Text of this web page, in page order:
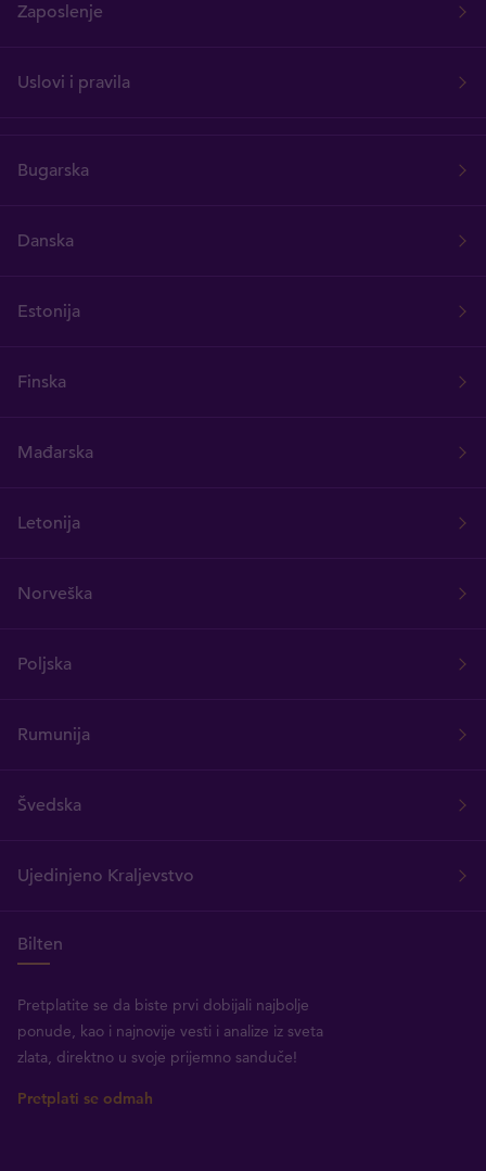
Zaposlenje
Uslovi i pravila
Bugarska
Danska
Estonija
Finska
Mađarska
Letonija
Norveška
Poljska
Rumunija
Švedska
Ujedinjeno Kraljevstvo
Bilten
Pretplatite se da biste prvi dobijali najbolje
ponude, kao i najnovije vesti i analize iz sveta
zlata, direktno u svoje prijemno sanduče!
Pretplati se odmah